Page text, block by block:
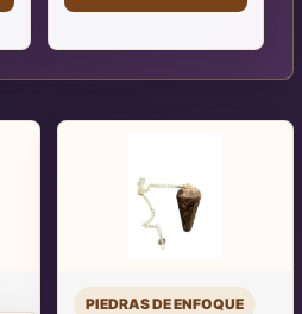
PIEDRAS DE ENFOQUE